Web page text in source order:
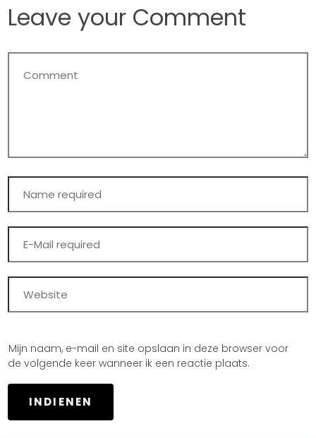
Leave your Comment
Mijn naam, e-mail en site opslaan in deze browser voor
de volgende keer wanneer ik een reactie plaats.